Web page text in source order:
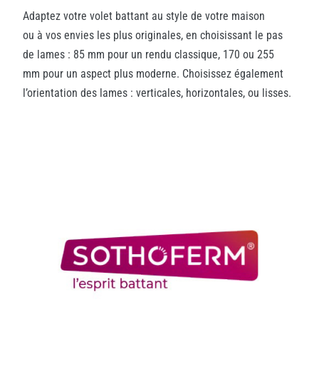
Adaptez votre volet battant au style de votre maison
ou à vos envies les plus originales, en choisissant le pas
de lames : 85 mm pour un rendu classique, 170 ou 255
mm pour un aspect plus moderne. Choisissez également
l’orientation des lames : verticales, horizontales, ou lisses.